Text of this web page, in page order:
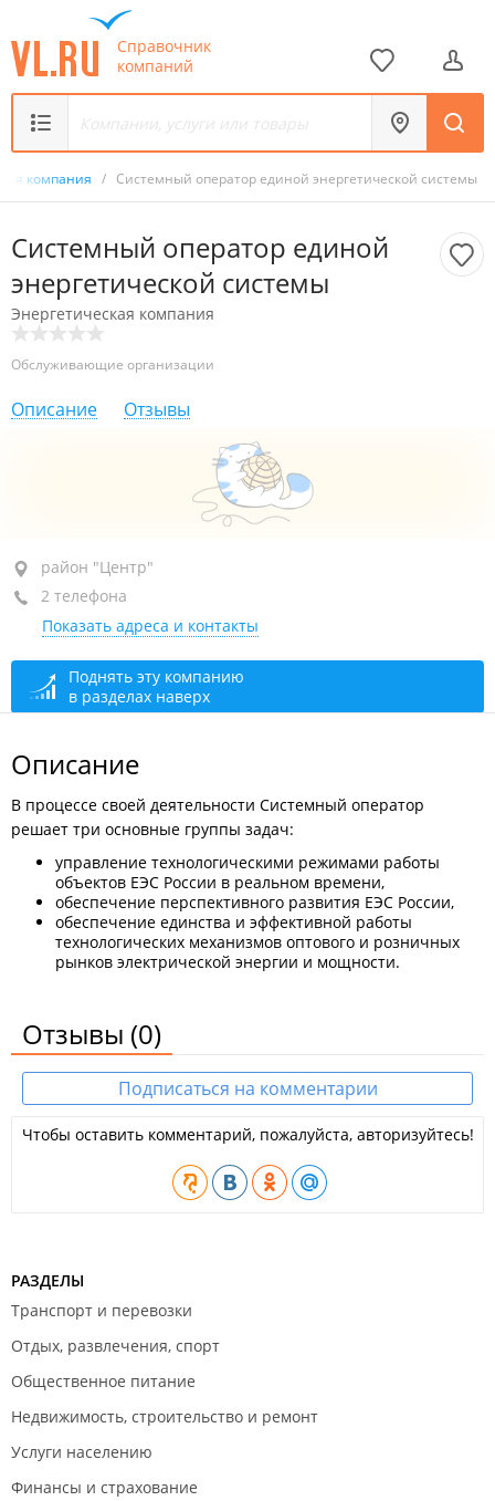
Справочник
компаний
компания / Системный оператор единой энергетической системы
Системный оператор единой
энергетической системы
Энергетическая компания
Обслуживающие организации
Описание Отзывы
район "Центр", ул. Западная, 29
+7 (423) 249-82-73
+7 (423) 249-82-15
сегодня закрыто
район "Центр"
2 телефона
Показать адреса и контакты
Поднять эту компанию
в разделах наверх
Описание
В процессе своей деятельности Системный оператор
решает три основные группы задач:
управление технологическими режимами работы
объектов ЕЭС России в реальном времени,
обеспечение перспективного развития ЕЭС России,
обеспечение единства и эффективной работы
технологических механизмов оптового и розничных
рынков электрической энергии и мощности.
Отзывы (0)
Подписаться на комментарии
Чтобы оставить комментарий, пожалуйста, авторизуйтесь!
РАЗДЕЛЫ
Транспорт и перевозки
Отдых, развлечения, спорт
Общественное питание
Недвижимость, строительство и ремонт
Услуги населению
Финансы и страхование